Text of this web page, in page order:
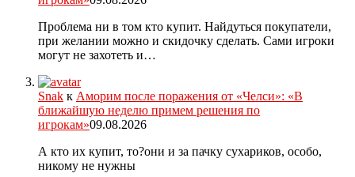
Проблема ни в том кто купит. Найдуться покупатели,
при желании можно и скидочку сделать. Сами игроки
могут не захотеть и…
Snak к Аморим после поражения от «Челси»: «В
ближайшую неделю примем решения по
игрокам»09.08.2026
А кто их купит, то?они и за пачку сухариков, особо,
никому не нужны